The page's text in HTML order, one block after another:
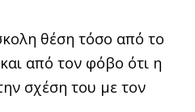
θέση τόσο από το
από τον φόβο ότι η
σχέση του με τον